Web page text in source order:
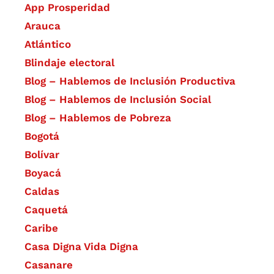
App Prosperidad
Arauca
Atlántico
Blindaje electoral
Blog – Hablemos de Inclusión Productiva
Blog – Hablemos de Inclusión Social
Blog – Hablemos de Pobreza
Bogotá
Bolívar
Boyacá
Caldas
Caquetá
Caribe
Casa Digna Vida Digna
Casanare